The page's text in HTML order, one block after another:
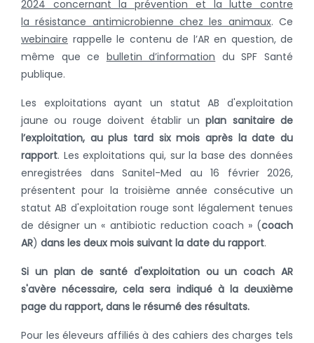
2024 concernant la prévention et la lutte contre
la résistance antimicrobienne chez les animaux. Ce
webinaire rappelle le contenu de l’AR en question, de
même que ce bulletin d’information du SPF Santé
publique.
Les exploitations ayant un statut AB d'exploitation
jaune ou rouge doivent établir unplan sanitaire de
l’exploitation, au plus tard six mois après la date du
rapport. Les exploitations qui, sur la base des données
enregistrées dans Sanitel-Med au 16 février 2026,
présentent pour la troisième année consécutive un
statut AB d'exploitation rouge sont légalement tenues
de désigner un « antibiotic reduction coach » (coach
AR) dans les deux mois suivant la date du rapport.
Si un plan de santé d'exploitation ou un coach AR
s'avère nécessaire, cela sera indiqué à la deuxième
page du rapport, dans le résumé des résultats.
Pour les éleveurs affiliés à des cahiers des charges tels